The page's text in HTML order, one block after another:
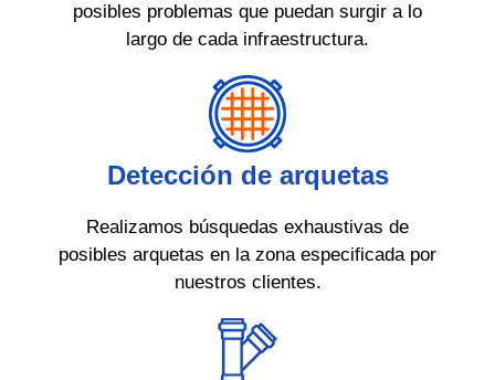
posibles problemas que puedan surgir a lo
largo de cada infraestructura.
Detección de arquetas
Realizamos búsquedas exhaustivas de
posibles arquetas en la zona especificada por
nuestros clientes.